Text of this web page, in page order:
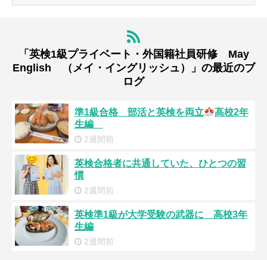
「英検1級プライベート・外国籍社員研修 May
English （メイ・イングリッシュ）」の最近のブ
ログ
準1級合格 部活と英検を両立
高校2年
生編
2週間前
英検合格者に共通していた、ひとつの習
慣
2週間前
英検準1級が大学受験の武器に 高校3年
生編
2週間前